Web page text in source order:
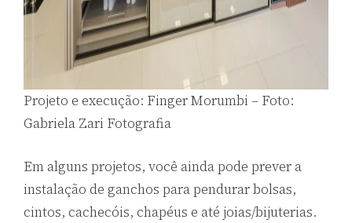
Projeto e execução: Finger Morumbi – Foto:
Gabriela Zari Fotografia
Em alguns projetos, você ainda pode prever a
instalação de ganchos para pendurar bolsas,
cintos, cachecóis, chapéus e até joias/bijuterias.